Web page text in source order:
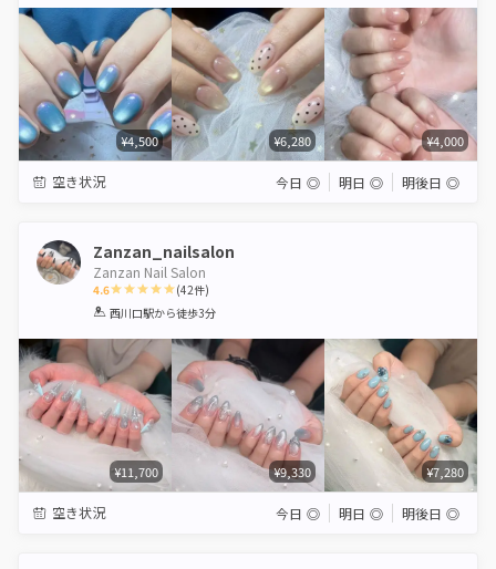
¥4,500 ¥6,280 ¥4,000
空き状況 今日 ◎ 明日 ◎ 明後日 ◎
Zanzan_nailsalon
Zanzan Nail Salon
4.6
1 2 3 4 5
(42件)
西川口駅から徒歩3分
¥11,700 ¥9,330 ¥7,280
空き状況 今日 ◎ 明日 ◎ 明後日 ◎